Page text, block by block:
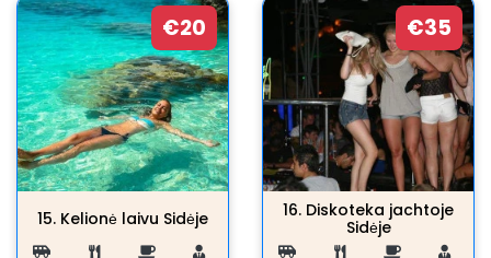
€20
15. Kelionė laivu Sidėje
€35
16. Diskoteka jachtoje
Sidėje